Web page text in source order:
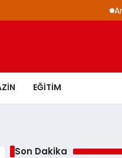
EĞITIM
Son Dakika